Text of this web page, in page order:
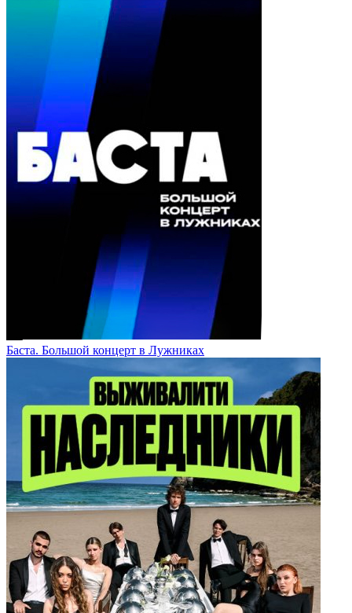
Баста. Большой концерт в Лужниках